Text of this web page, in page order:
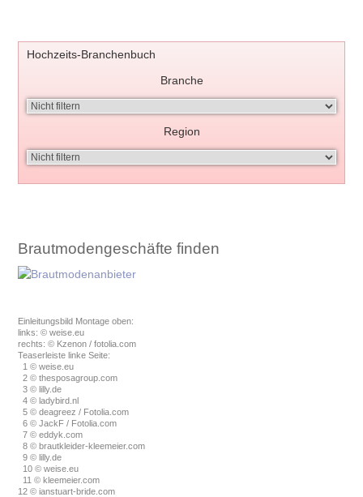
Hochzeits-Branchenbuch
Branche
Region
Brautmodengeschäfte finden
Einleitungsbild Montage oben:
links: © weise.eu
rechts: © Kzenon / fotolia.com
Teaserleiste linke Seite:
1 © weise.eu
2 © thesposagroup.com
3 © lilly.de
4 © ladybird.nl
5 © deagreez / Fotolia.com
6 © JackF / Fotolia.com
7 © eddyk.com
8 © brautkleider-kleemeier.com
9 © lilly.de
10 © weise.eu
11 © kleemeier.com
12 © ianstuart-bride.com